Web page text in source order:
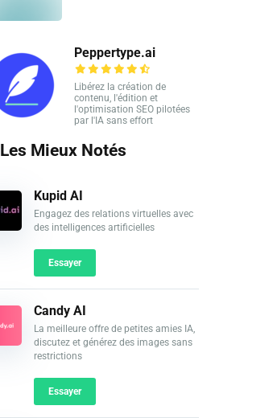
Peppertype.ai
Libérez la création de
contenu, l'édition et
l'optimisation SEO pilotées
par l'IA sans effort
Les Mieux Notés
Kupid AI
Engagez des relations virtuelles avec
des intelligences artificielles
Essayer
Candy AI
La meilleure offre de petites amies IA,
discutez et générez des images sans
restrictions
Essayer